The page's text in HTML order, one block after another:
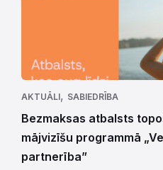
AKTUĀLI, SABIEDRĪBA
Bezmaksas atbalsts
mājvizīšu programmā
partnerība”